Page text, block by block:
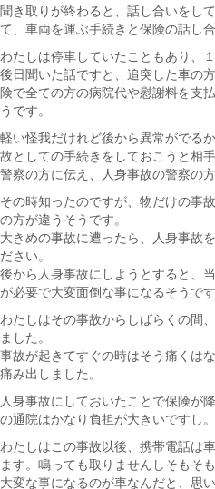
聞き取りが終わると、話し合いをし
て、車両を運ぶ手続きと保険の話し
わたしは停車していたこともあり、
後日聞いた話ですと、追突した車の
険で全ての方の病院代や慰謝料を支
うです。
軽い怪我だけれど後から異常がでる
故としての手続きをしておこうと相
警察の方に伝え、人身事故の警察の
その時知ったのですが、物だけの事
の方が違うそうです。
大きめの事故に遭ったら、人身事故
ださい。
後から人身事故にしようとすると、
が必要で大変面倒な事になるそうです
わたしはその事故からしばらくの間
ました。
事故が起きてすぐの時はそう痛くは
痛み出しました。
人身事故にしておいたことで保険が
の通院はかなり負担が大きいですし。
わたしはこの事故以後、携帯電話は
ます。鳴っても取りませんしそもそ
大変な事になるのが車なんだと、思い